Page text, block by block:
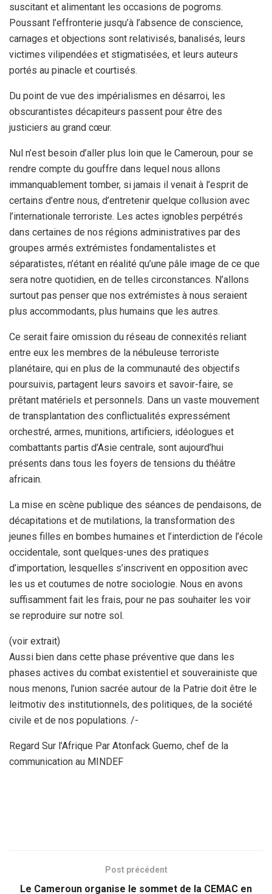
suscitant et alimentant les occasions de pogroms.
Poussant l’effronterie jusqu’à l’absence de conscience,
carnages et objections sont relativisés, banalisés, leurs
victimes vilipendées et stigmatisées, et leurs auteurs
portés au pinacle et courtisés.
Du point de vue des impérialismes en désarroi, les
obscurantistes décapiteurs passent pour être des
justiciers au grand cœur.
Nul n’est besoin d’aller plus loin que le Cameroun, pour se
rendre compte du gouffre dans lequel nous allons
immanquablement tomber, si jamais il venait à l’esprit de
certains d’entre nous, d’entretenir quelque collusion avec
l’internationale terroriste. Les actes ignobles perpétrés
dans certaines de nos régions administratives par des
groupes armés extrémistes fondamentalistes et
séparatistes, n’étant en réalité qu’une pâle image de ce que
sera notre quotidien, en de telles circonstances. N’allons
surtout pas penser que nos extrémistes à nous seraient
plus accommodants, plus humains que les autres.
Ce serait faire omission du réseau de connexités reliant
entre eux les membres de la nébuleuse terroriste
planétaire, qui en plus de la communauté des objectifs
poursuivis, partagent leurs savoirs et savoir-faire, se
prêtant matériels et personnels. Dans un vaste mouvement
de transplantation des conflictualités expressément
orchestré, armes, munitions, artificiers, idéologues et
combattants partis d’Asie centrale, sont aujourd’hui
présents dans tous les foyers de tensions du théâtre
africain.
La mise en scène publique des séances de pendaisons, de
décapitations et de mutilations, la transformation des
jeunes filles en bombes humaines et l’interdiction de l’école
occidentale, sont quelques-unes des pratiques
d’importation, lesquelles s’inscrivent en opposition avec
les us et coutumes de notre sociologie. Nous en avons
suffisamment fait les frais, pour ne pas souhaiter les voir
se reproduire sur notre sol.
(voir extrait)
Aussi bien dans cette phase préventive que dans les
phases actives du combat existentiel et souverainiste que
nous menons, l’union sacrée autour de la Patrie doit être le
leitmotiv des institutionnels, des politiques, de la société
civile et de nos populations. /-
Regard Sur l’Afrique Par Atonfack Guemo, chef de la
communication au MINDEF
Post précédent
Le Cameroun organise le sommet de la CEMAC en